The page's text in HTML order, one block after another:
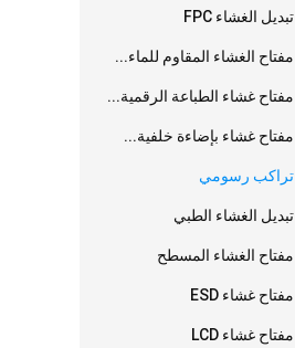
تبديل الغشاء FPC
مفتاح الغشاء المقاوم للماء...
مفتاح غشاء الطباعة الرقمية...
مفتاح غشاء بإضاءة خلفية...
تراكب رسومي
تبديل الغشاء الطبي
مفتاح الغشاء المسطح
مفتاح غشاء ESD
مفتاح غشاء LCD